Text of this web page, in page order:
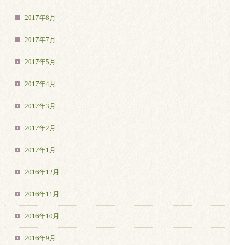
2017年8月
2017年7月
2017年5月
2017年4月
2017年3月
2017年2月
2017年1月
2016年12月
2016年11月
2016年10月
2016年9月